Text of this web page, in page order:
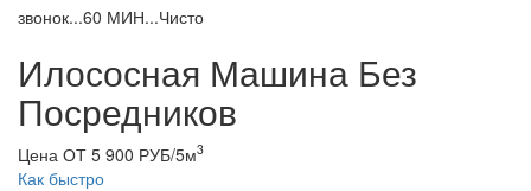
звонок...60 МИН...Чисто
Илососная Машина Без
Посредников
Цена ОТ 5 900 РУБ/5м3
Как быстро